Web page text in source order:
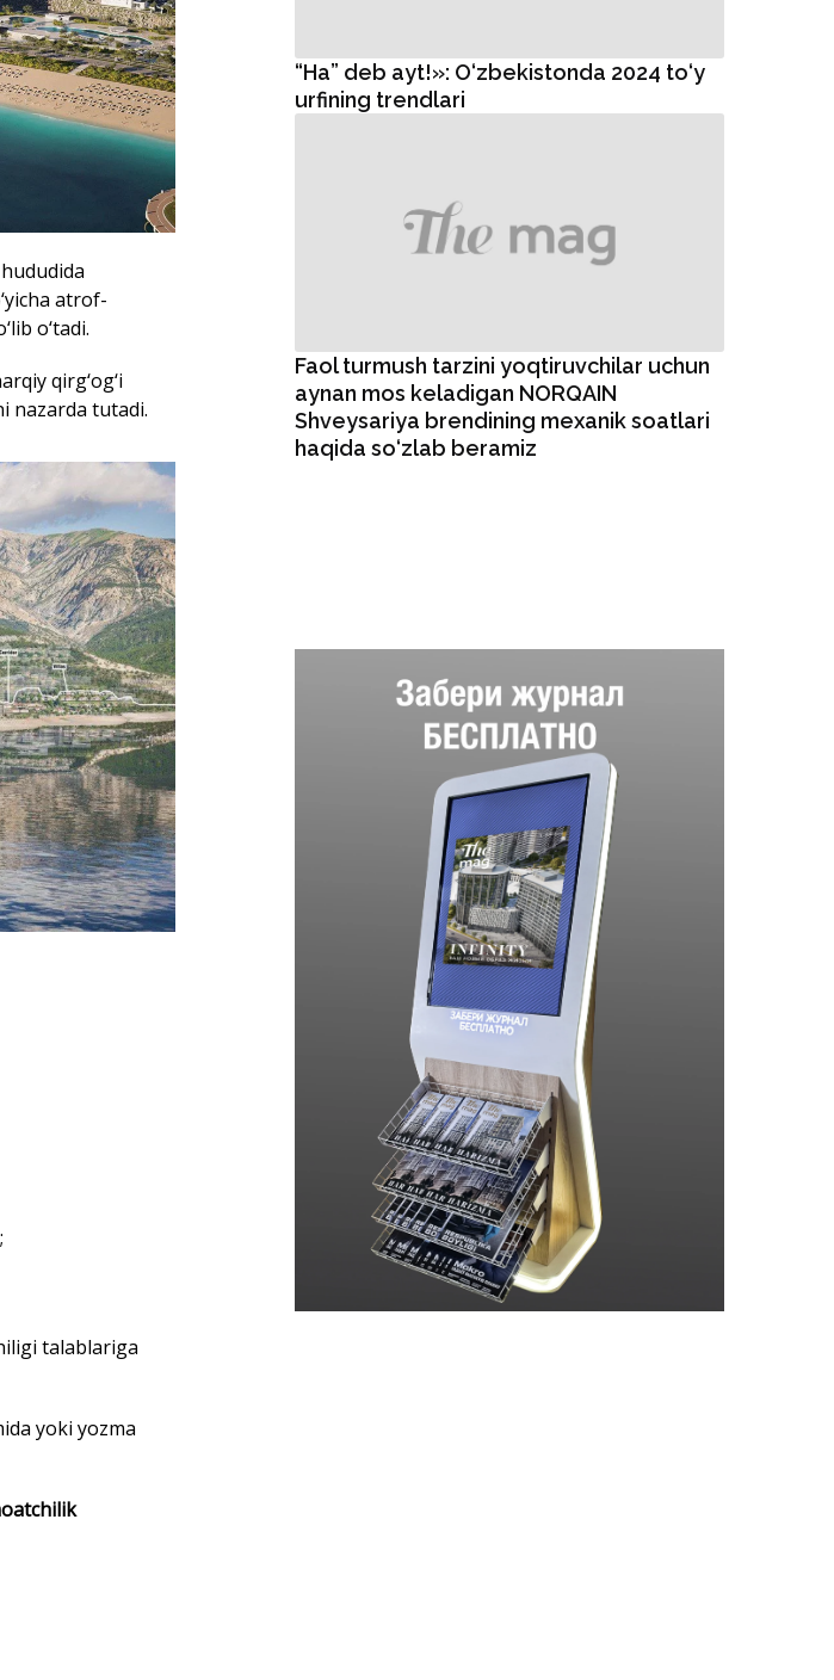
atrof-
o‘tadi.
qirg‘og‘i
nazarda tutadi.
yoki yozma
aynan mos keladigan NORQAIN
Shveysariya brendining mexanik soatlari
haqida so‘zlab beramiz